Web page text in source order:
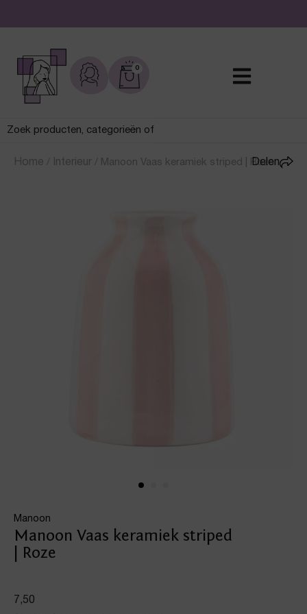
De leukste sieraden online en in de winkel
0
Home / Interieur / Manoon Vaas keramiek striped | Roze
Manoon
Manoon Vaas keramiek striped
| Roze
Delen
7,50